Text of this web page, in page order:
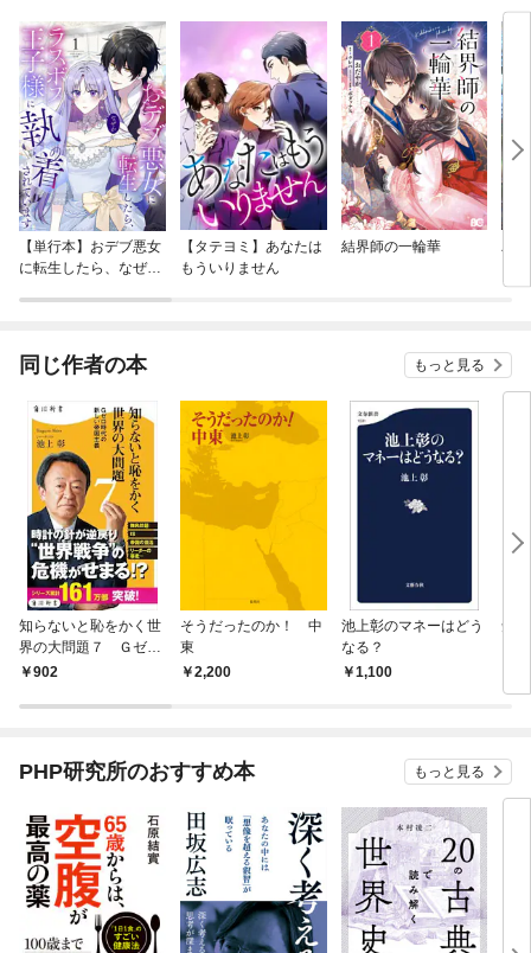
【単行本】おデブ悪女
に転生したら、なぜか
【タテヨミ】あなたは
もういりません
結界師の一輪華
バ
今
同じ作者の本 もっと見る
知らないと恥をかく世
界の大問題７ Ｇゼロ
時代の新しい帝国主義
902
そうだったのか！ 中
東
2,200
池上彰のマネーはどう
なる？
1,100
知
PHP研究所のおすすめ本 もっと見る